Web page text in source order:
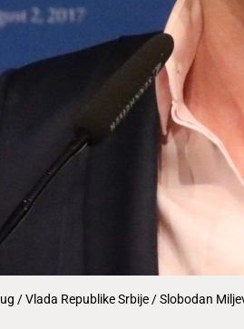
/ Vlada Republike Srbije / Slobodan